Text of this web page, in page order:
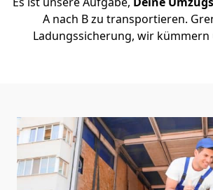
A nach B zu transportieren.
Ladungssicherung, wir kümmern